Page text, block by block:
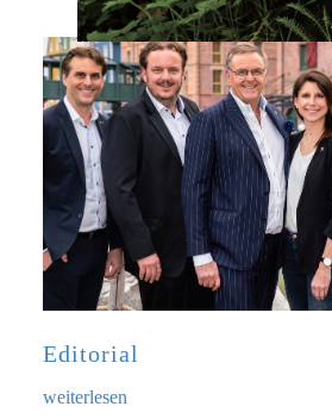
Editorial
weiterlesen